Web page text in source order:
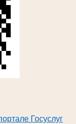
Госуслуг